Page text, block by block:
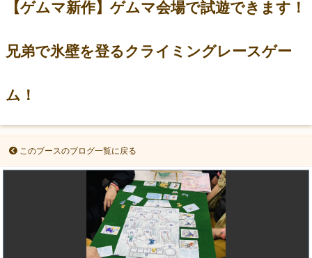
【ゲムマ新作】ゲムマ会場で試遊できます！
兄弟で氷壁を登るクライミングレースゲー
ム！
このブースのブログ一覧に戻る